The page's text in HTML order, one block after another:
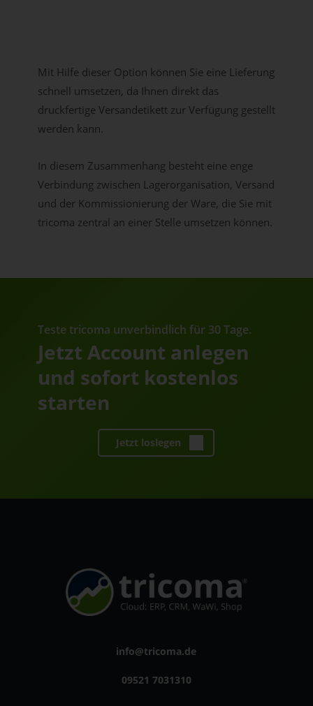
Mit Hilfe dieser Option können Sie eine Lieferung
schnell umsetzen, da Ihnen direkt das
druckfertige Versandetikett zur Verfügung gestellt
werden kann.
In diesem Zusammenhang besteht eine enge
Verbindung zwischen Lagerorganisation, Versand
und der Kommissionierung der Ware, die Sie mit
tricoma zentral an einer Stelle umsetzen können.
Teste tricoma unverbindlich für 30 Tage.
Jetzt Account anlegen
und sofort kostenlos
starten
Jetzt loslegen
info@tricoma.de
09521 7031310